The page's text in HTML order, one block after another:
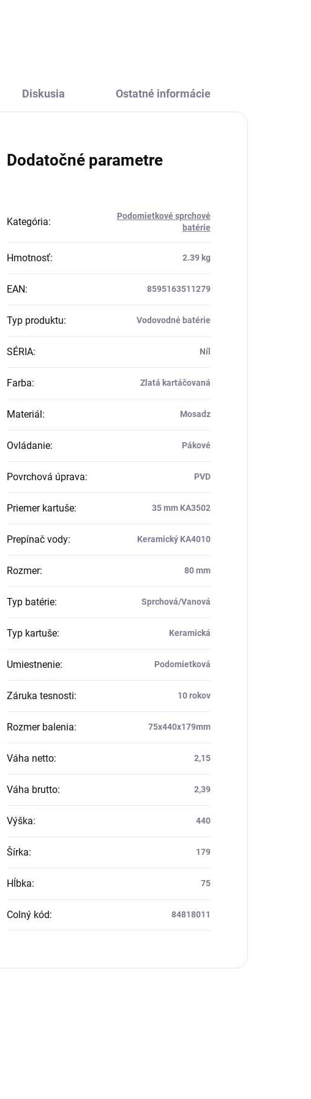
Diskusia Ostatné informácie
Dodatočné parametre
Kategória:
Podomietkové sprchové
batérie
Hmotnosť: 2.39 kg
EAN: 8595163511279
Typ produktu: Vodovodné batérie
SÉRIA: Níl
Farba: Zlatá kartáčovaná
Materiál : Mosadz
Ovládanie: Pákové
Povrchová úprava: PVD
Priemer kartuše: 35 mm KA3502
Prepínač vody: Keramický KA4010
Rozmer: 80 mm
Typ batérie: Sprchová/Vanová
Typ kartuše: Keramická
Umiestnenie: Podomietková
Záruka tesnosti: 10 rokov
Rozmer balenia: 75x440x179mm
Váha netto: 2,15
Váha brutto: 2,39
Výška: 440
Šírka: 179
Hĺbka: 75
Colný kód: 84818011